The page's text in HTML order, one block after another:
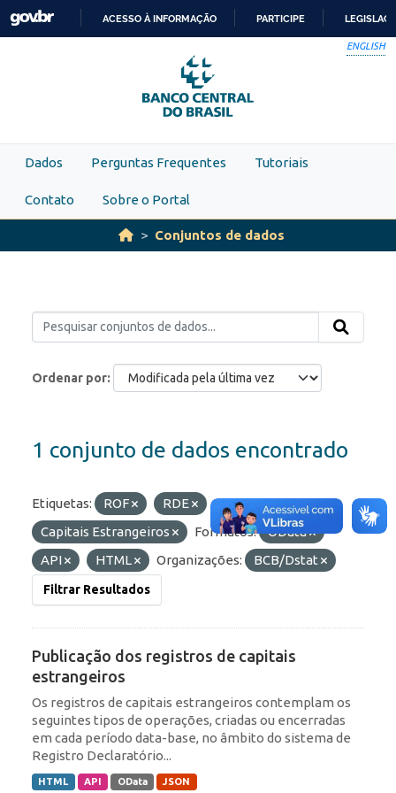
Skip to main content
PARA
O
CONTEÚDO
ACESSO À INFORMAÇÃO PARTICIPE
ENGLISH
Dados Perguntas Frequentes Tutoriais
Contato Sobre o Portal
Conjuntos de dados
Ordenar por
1 conjunto de dados encontrado
Etiquetas: ROF
RDE
Capitais Estrangeiros
Formatos:
OData
API
HTML Organizações: BCB/Dstat
Filtrar Resultados
Publicação dos registros de capitais
estrangeiros
Os registros de capitais estrangeiros contemplam os
seguintes tipos de operações, criadas ou encerradas
em cada período data-base, no âmbito do sistema de
Registro Declaratório...
HTML API OData JSON